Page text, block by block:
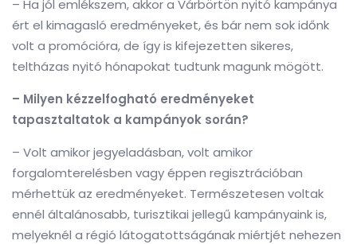
– Ha jól emlékszem, akkor a Várbörtön nyitó kampánya
ért el kimagasló eredményeket, és bár nem sok időnk
volt a promócióra, de így is kifejezetten sikeres,
teltházas nyitó hónapokat tudtunk magunk mögött.
– Milyen kézzelfogható eredményeket
tapasztaltatok a kampányok során?
– Volt amikor jegyeladásban, volt amikor
forgalomterelésben vagy éppen regisztrációban
mérhettük az eredményeket. Természetesen voltak
ennél általánosabb, turisztikai jellegű kampányaink is,
melyeknél a régió látogatottságának miértjét nehezen